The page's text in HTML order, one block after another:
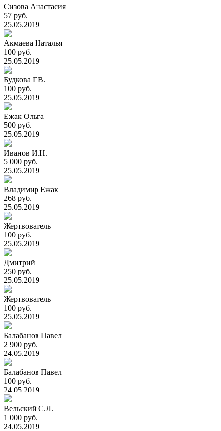
Сизова Анастасия
57 руб.
25.05.2019
Акмаева Наталья
100 руб.
25.05.2019
Будкова Г.В.
100 руб.
25.05.2019
Ежак Ольга
500 руб.
25.05.2019
Иванов И.Н.
5 000 руб.
25.05.2019
Владимир Ежак
268 руб.
25.05.2019
Жертвователь
100 руб.
25.05.2019
Дмитрий
250 руб.
25.05.2019
Жертвователь
100 руб.
25.05.2019
Балабанов Павел
2 900 руб.
24.05.2019
Балабанов Павел
100 руб.
24.05.2019
Вельский С.Л.
1 000 руб.
24.05.2019